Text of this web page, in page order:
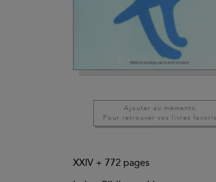
Ajouter au mémento
Pour retrouver vos livres favoris
XXIV + 772 pages